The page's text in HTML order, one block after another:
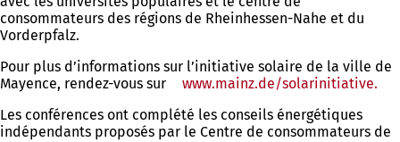
consommateurs des régions de Rheinhessen-Nahe et du
Vorderpfalz.
Pour plus d’informations sur l’initiative solaire de la ville de
Mayence, rendez-vous sur
www.mainz.de/solarinitiative.
Les conférences ont complété les conseils énergétiques
indépendants proposés par le Centre de consommateurs de